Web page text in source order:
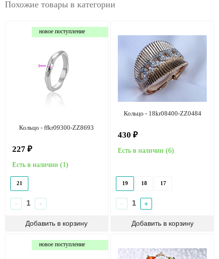
Похожие товары в категории
новое поступление
Кольцо - ffkr09300-ZZ8693
227 ₽
Есть в наличии (1)
21
− +
Кольцо - 18kr08400-ZZ0484
430 ₽
Есть в наличии (6)
19 18 17
− +
новое поступление